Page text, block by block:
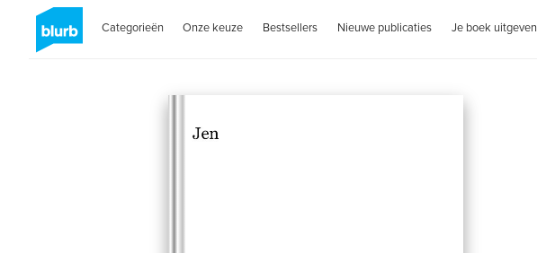
Categorieën Onze keuze Bestsellers Nieuwe publicaties Je boek uitgeven